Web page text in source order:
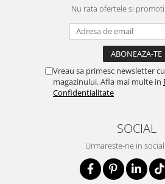
Nu rata ofertele si
Vreau sa primesc newsletter
magazinului. Afla mai multe in
Confidentialitate
SOCIAL
Urmareste-ne in